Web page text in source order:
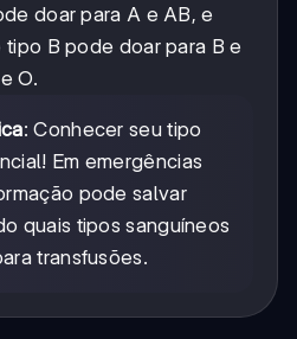
doar para A e AB, e
B pode doar para B e
O.
: Conhecer seu tipo
Em emergências
pode salvar
quais tipos sanguíneos
transfusões.